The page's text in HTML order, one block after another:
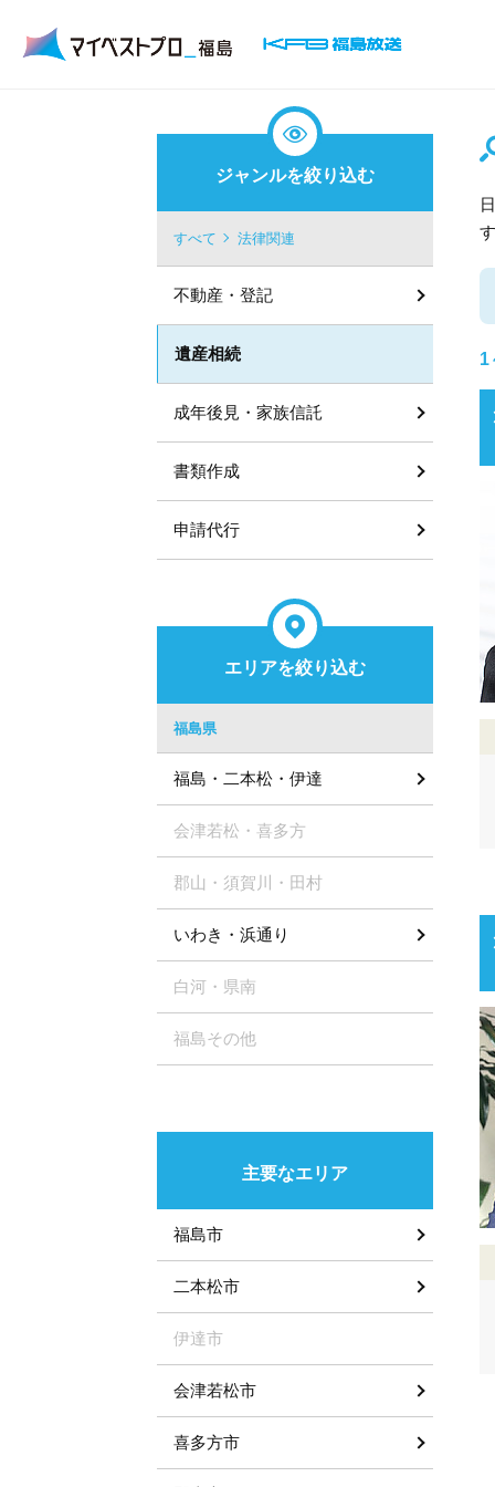
1
ジャンルを絞り込む
すべて 法律関連
不動産・登記
遺産相続
成年後見・家族信託
書類作成
申請代行
エリアを絞り込む
福島県
福島・二本松・伊達
会津若松・喜多方
郡山・須賀川・田村
いわき・浜通り
白河・県南
福島その他
主要なエリア
福島市
二本松市
伊達市
会津若松市
喜多方市